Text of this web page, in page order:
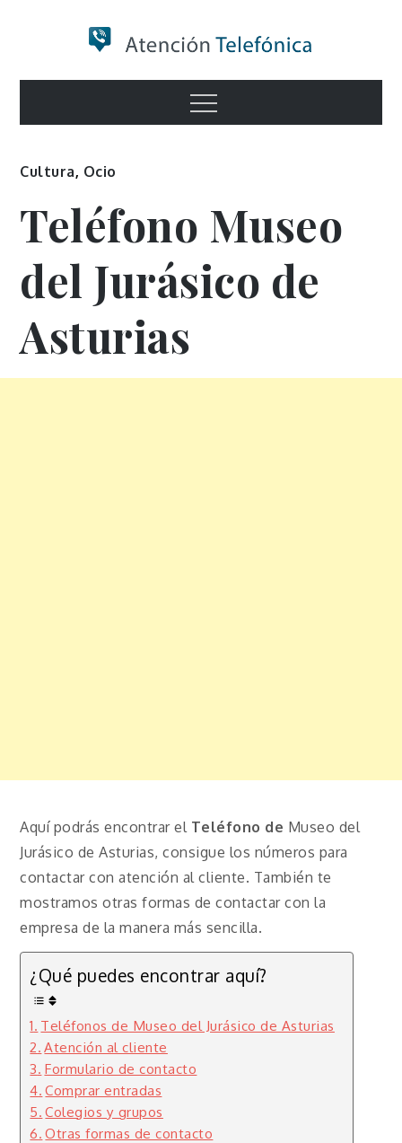
Numero de
Información
Menu
Cultura, Ocio
Teléfono Museo
del Jurásico de
Asturias
Aquí podrás encontrar el Teléfono de Museo del
Jurásico de Asturias, consigue los números para
contactar con atención al cliente. También te
mostramos otras formas de contactar con la
empresa de la manera más sencilla.
¿Qué puedes encontrar aquí?
Teléfonos de Museo del Jurásico de Asturias
Atención al cliente
Formulario de contacto
Comprar entradas
Colegios y grupos
Otras formas de contacto